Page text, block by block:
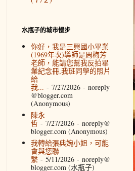
水瓶子的城市慢步
你好，我是三興國小畢業
(1969年次)導師是周梅芳
老師，能請您幫我反拍畢
業紀念冊,我班同學的照片
給
我... - 7/27/2026- noreply
@blogger.com
(Anonymous)
陳永
哲- 7/27/2026- noreply@
blogger.com (Anonymous)
我轉給張典婉小姐，可能
會與您聯
繫- 5/11/2026- noreply@
blogger.com (水瓶子)